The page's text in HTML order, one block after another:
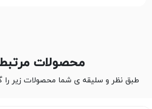
محصولات
طبق نظر و سلیقه ی شما محصولات زیر را